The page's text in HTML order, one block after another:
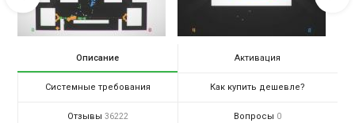
Описание Активация
Системные требования Как купить дешевле?
Отзывы 36222 Вопросы 0